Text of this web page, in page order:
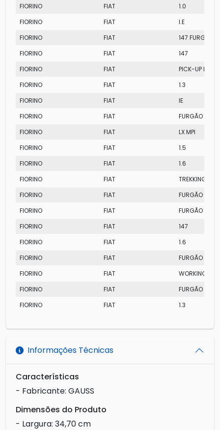
FIORINO
FIAT
1.0
FIORINO
FIAT
I.E
FIORINO
FIAT
147 FURGÃO
FIORINO
FIAT
147
FIORINO
FIAT
PICK-UP LX
FIORINO
FIAT
1.3
FIORINO
FIAT
IE
FIORINO
FIAT
FURGÃO
FIORINO
FIAT
LX MPI
FIORINO
FIAT
1.5
FIORINO
FIAT
1.6
FIORINO
FIAT
TREKKING
FIORINO
FIAT
FURGÃO
FIORINO
FIAT
FURGÃO
FIORINO
FIAT
147
FIORINO
FIAT
1.6
FIORINO
FIAT
FURGÃO
FIORINO
FIAT
WORKING
FIORINO
FIAT
FURGÃO
FIORINO
FIAT 1.3
Informações Técnicas
Características
- Fabricante: GAUSS
Dimensões do Produto
- Largura: 34,70 cm